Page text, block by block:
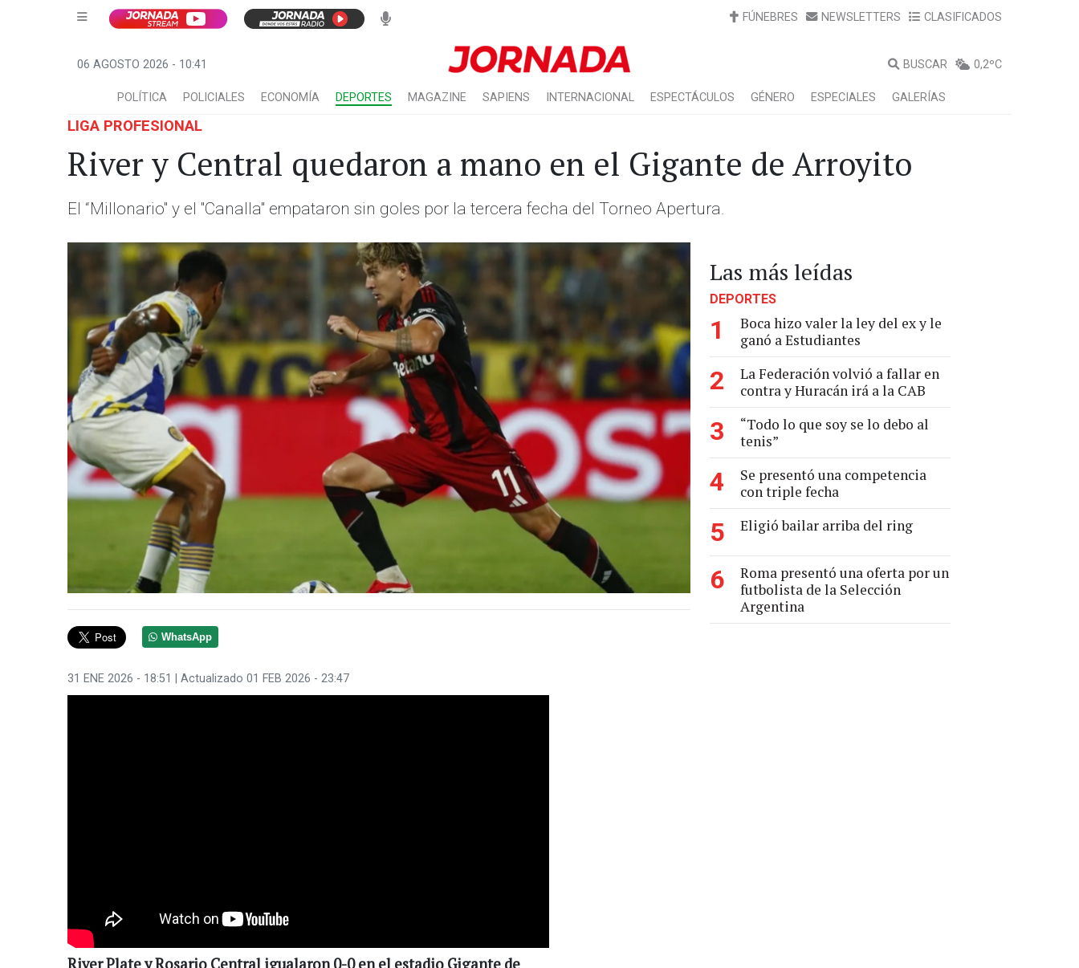
FÚNEBRES NEWSLETTERS CLASIFICADOS
06 AGOSTO 2026 - 10:41 BUSCAR 0,2ºC
POLÍTICA POLICIALES ECONOMÍA DEPORTES MAGAZINE SAPIENS INTERNACIONAL ESPECTÁCULOS GÉNERO ESPECIALES GALERÍAS
LIGA PROFESIONAL
River y Central quedaron a mano en el Gigante de Arroyito
El “Millonario" y el "Canalla" empataron sin goles por la tercera fecha del Torneo Apertura.
WhatsApp
31 ENE 2026 - 18:51 | Actualizado 01 FEB 2026 - 23:47
River Plate y Rosario Central igualaron 0-0 en el estadio Gigante de
Las más leídas
DEPORTES
1
Boca hizo valer la ley del ex y le
ganó a Estudiantes
2
La Federación volvió a fallar en
contra y Huracán irá a la CAB
3
“Todo lo que soy se lo debo al
tenis”
4
Se presentó una competencia
con triple fecha
5 Eligió bailar arriba del ring
6
Roma presentó una oferta por un
futbolista de la Selección
Argentina